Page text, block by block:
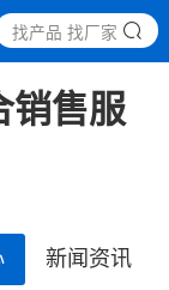
找产品 找厂家
销售服
新闻资讯